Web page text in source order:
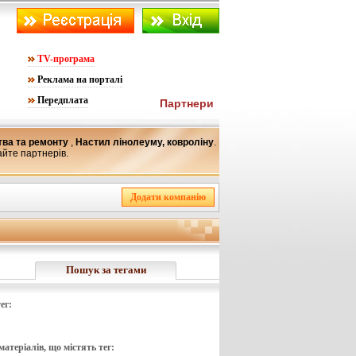
TV-програма
Реклама на порталі
Передплата
Партнери
та ремонту , Настил лінолеуму, ковроліну.
партнерів.
Пошук за тегами
що містять тег: